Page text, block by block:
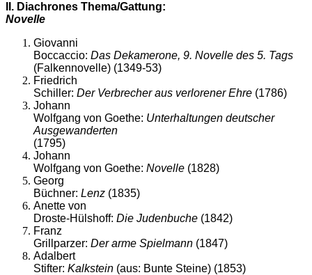
II. Diachrones Thema/Gattung:
Novelle
Giovanni
Boccaccio: Das Dekamerone, 9. Novelle des 5. Tags
(Falkennovelle) (1349-53)
Friedrich
Schiller: Der Verbrecher aus verlorener Ehre (1786)
Johann
Wolfgang von Goethe: Unterhaltungen deutscher
Ausgewanderten
(1795)
Johann
Wolfgang von Goethe: Novelle (1828)
Georg
Büchner: Lenz (1835)
Anette von
Droste-Hülshoff: Die Judenbuche (1842)
Franz
Grillparzer: Der arme Spielmann (1847)
Adalbert
Stifter: Kalkstein (aus: Bunte Steine) (1853)